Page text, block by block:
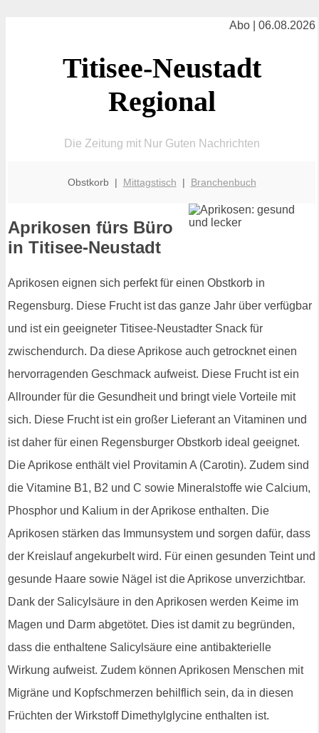
Abo | 06.08.2026
Titisee-Neustadt
Regional
Die Zeitung mit Nur Guten Nachrichten
Obstkorb | Mittagstisch | Branchenbuch
Aprikosen fürs Büro
in Titisee-Neustadt
Aprikosen eignen sich perfekt für einen Obstkorb in
Regensburg. Diese Frucht ist das ganze Jahr über verfügbar
und ist ein geeigneter Titisee-Neustadter Snack für
zwischendurch. Da diese Aprikose auch getrocknet einen
hervorragenden Geschmack aufweist. Diese Frucht ist ein
Allrounder für die Gesundheit und bringt viele Vorteile mit
sich. Diese Frucht ist ein großer Lieferant an Vitaminen und
ist daher für einen Regensburger Obstkorb ideal geeignet.
Die Aprikose enthält viel Provitamin A (Carotin). Zudem sind
die Vitamine B1, B2 und C sowie Mineralstoffe wie Calcium,
Phosphor und Kalium in der Aprikose enthalten. Die
Aprikosen stärken das Immunsystem und sorgen dafür, dass
der Kreislauf angekurbelt wird. Für einen gesunden Teint und
gesunde Haare sowie Nägel ist die Aprikose unverzichtbar.
Dank der Salicylsäure in den Aprikosen werden Keime im
Magen und Darm abgetötet. Dies ist damit zu begründen,
dass die enthaltene Salicylsäure eine antibakterielle
Wirkung aufweist. Zudem können Aprikosen Menschen mit
Migräne und Kopfschmerzen behilflich sein, da in diesen
Früchten der Wirkstoff Dimethylglycine enthalten ist.